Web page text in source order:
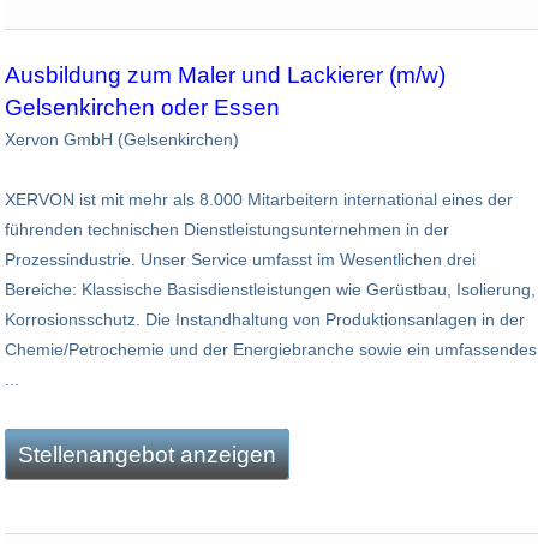
Ausbildung zum Maler und Lackierer (m/w)
Gelsenkirchen oder Essen
Xervon GmbH (Gelsenkirchen)
XERVON ist mit mehr als 8.000 Mitarbeitern international eines der
führenden technischen Dienst­leistungsunternehmen in der
Prozessindustrie. Unser Service umfasst im Wesentlichen drei
Bereiche: Klassische Basisdienstleistungen wie Gerüstbau, Isolierung,
Korrosionsschutz. Die Instandhaltung von Produktionsanlagen in der
Chemie/Petrochemie und der Energiebranche sowie ein umfassendes
Stellenangebot anzeigen